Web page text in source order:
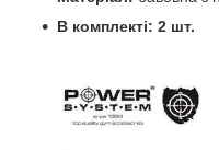
В комплекті: 2 шт.